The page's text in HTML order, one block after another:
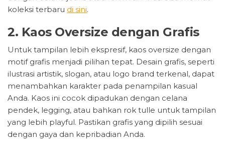
koleksi terbaru di sini.
2. Kaos Oversize dengan Grafis
Untuk tampilan lebih ekspresif, kaos oversize dengan
motif grafis menjadi pilihan tepat. Desain grafis, seperti
ilustrasi artistik, slogan, atau logo brand terkenal, dapat
menambahkan karakter pada penampilan kasual
Anda. Kaos ini cocok dipadukan dengan celana
pendek, legging, atau bahkan rok tulle untuk tampilan
yang lebih playful. Pastikan grafis yang dipilih sesuai
dengan gaya dan kepribadian Anda.